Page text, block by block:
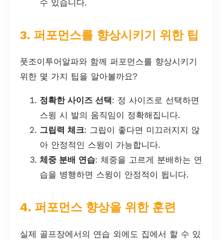
수 있습니다.
3. 퍼포먼스를 향상시키기 위한 팁
풋조이투어알파와 함께 퍼포먼스를 향상시키기
위한 몇 가지 팁을 알아볼까요?
정확한 사이즈 선택: 정 사이즈로 선택하면
스윙 시 발의 움직임이 정확해집니다.
그립력 체크: 그립이 좋다면 미끄러지지 않
아 안정적인 스윙이 가능합니다.
체중 분배 연습: 체중을 고르게 분배하는 연
습을 병행하면 스윙이 안정적이 됩니다.
4. 퍼포먼스 향상을 위한 훈련
실제 골프장에서의 연습 외에도 집에서 할 수 있